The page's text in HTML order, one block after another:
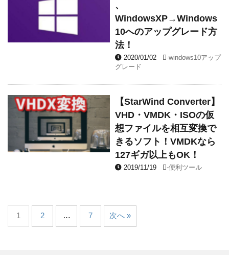
、
WindowsXP→Windows
10へのアップグレード方
法！
2020/01/02 -windows10アップ
グレード
【StarWind Converter】
VHD・VMDK・ISOの仮
想ファイルを相互変換で
きるソフト！VMDKなら
127ギガ以上もOK！
2019/11/19 -便利ツール
1 2 … 7 次へ »